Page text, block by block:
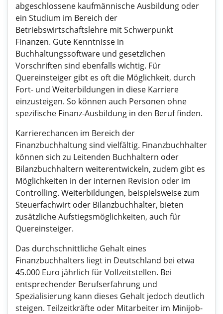
abgeschlossene kaufmännische Ausbildung oder
ein Studium im Bereich der
Betriebswirtschaftslehre mit Schwerpunkt
Finanzen. Gute Kenntnisse in
Buchhaltungssoftware und gesetzlichen
Vorschriften sind ebenfalls wichtig. Für
Quereinsteiger gibt es oft die Möglichkeit, durch
Fort- und Weiterbildungen in diese Karriere
einzusteigen. So können auch Personen ohne
spezifische Finanz-Ausbildung in den Beruf finden.
Karrierechancen im Bereich der
Finanzbuchhaltung sind vielfältig. Finanzbuchhalter
können sich zu Leitenden Buchhaltern oder
Bilanzbuchhaltern weiterentwickeln, zudem gibt es
Möglichkeiten in der internen Revision oder im
Controlling. Weiterbildungen, beispielsweise zum
Steuerfachwirt oder Bilanzbuchhalter, bieten
zusätzliche Aufstiegsmöglichkeiten, auch für
Quereinsteiger.
Das durchschnittliche Gehalt eines
Finanzbuchhalters liegt in Deutschland bei etwa
45.000 Euro jährlich für Vollzeitstellen. Bei
entsprechender Berufserfahrung und
Spezialisierung kann dieses Gehalt jedoch deutlich
steigen. Teilzeitkräfte oder Mitarbeiter im Minijob-